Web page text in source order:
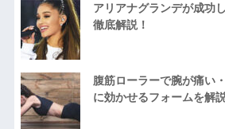
アリアナグランデが成功
徹底解説！
腹筋ローラーで腕が痛い
に効かせるフォームを解